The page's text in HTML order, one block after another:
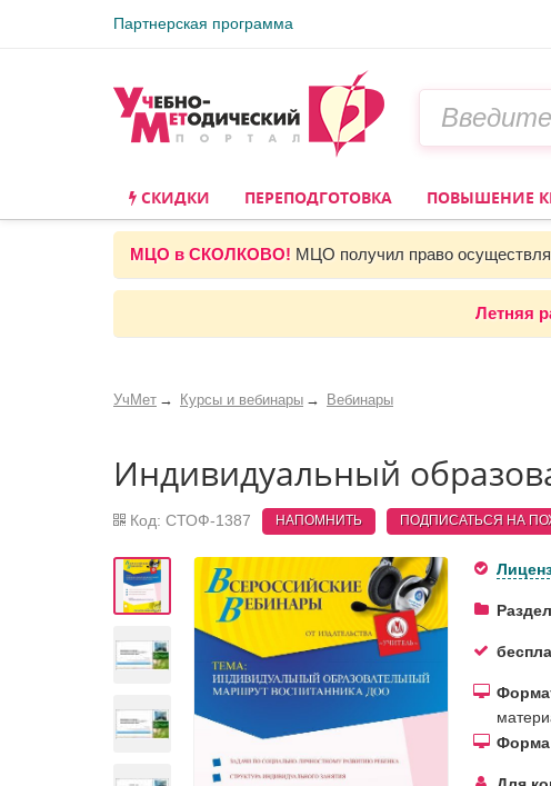
Партнерская программа
СКИДКИ ПЕРЕПОДГОТОВКА ПОВЫШЕНИЕ
МЦО в СКОЛКОВО! МЦО получил право
Летняя
УчМет Курсы и вебинары Вебинары
Индивидуальный
Код: СТОФ-1387 НАПОМНИТЬ ПОДПИСАТЬСЯ НА
Форма